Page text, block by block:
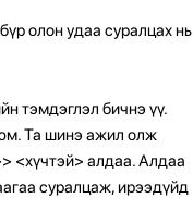
олон удаа суралцах нь
тэмдэглэл бичнэ үү.
Та шинэ ажил олж
<хүчтэй> алдаа.Алдаа
суралцаж, ирээдүйд